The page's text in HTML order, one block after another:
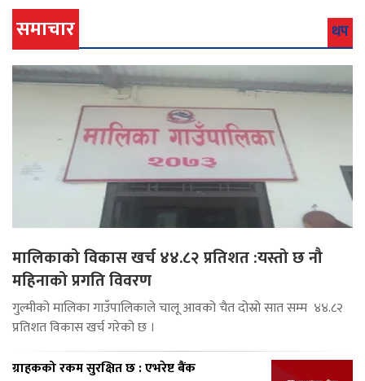
समाचार थप
मालिकाको विकास खर्च ४४.८२ प्रतिशत :यस्तो छ नौ
महिनाको प्रगति विवरण
गुल्मीको मालिका गाउँपालिकाले चालू आवको चैत दोस्रो सात सम्म ४४.८२
प्रतिशत विकास खर्च गरेको छ ।
ग्राहकको रकम सुरक्षित छ : एभरेष्ट बैंक